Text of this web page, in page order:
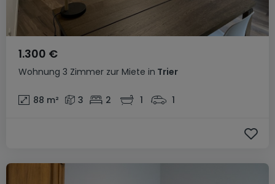
Wohnung 3 Zimmer zur Miete in Trier
1.300 €
88 m² 3 2 1 1